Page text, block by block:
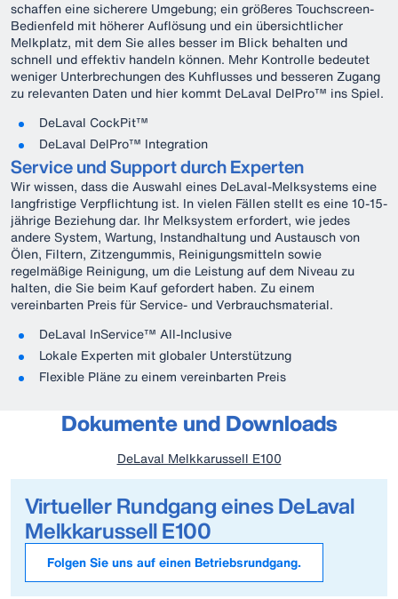
schaffen eine sicherere Umgebung; ein größeres Touchscreen-
Bedienfeld mit höherer Auflösung und ein übersichtlicher
Melkplatz, mit dem Sie alles besser im Blick behalten und
schnell und effektiv handeln können. Mehr Kontrolle bedeutet
weniger Unterbrechungen des Kuhflusses und besseren Zugang
zu relevanten Daten und hier kommt DeLaval DelPro™ ins Spiel.
DeLaval CockPit™
DeLaval DelPro™ Integration
Service und Support durch Experten
Wir wissen, dass die Auswahl eines DeLaval-Melksystems eine
langfristige Verpflichtung ist. In vielen Fällen stellt es eine 10-15-
jährige Beziehung dar. Ihr Melksystem erfordert, wie jedes
andere System, Wartung, Instandhaltung und Austausch von
Ölen, Filtern, Zitzengummis, Reinigungsmitteln sowie
regelmäßige Reinigung, um die Leistung auf dem Niveau zu
halten, die Sie beim Kauf gefordert haben. Zu einem
vereinbarten Preis für Service- und Verbrauchsmaterial.
DeLaval InService™ All-Inclusive
Lokale Experten mit globaler Unterstützung
Flexible Pläne zu einem vereinbarten Preis
Dokumente und Downloads
DeLaval Melkkarussell E100
Virtueller Rundgang eines DeLaval
Melkkarussell E100
Folgen Sie uns auf einen Betriebsrundgang.